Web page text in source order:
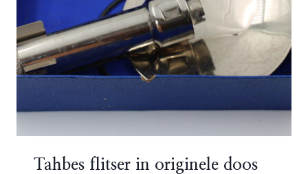
Tahbes flitser in originele doos